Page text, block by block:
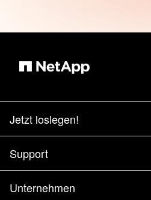
Jetzt loslegen!
Bezugsquellen
Vertrieb kontaktieren
Partner finden
Support
Support
Unternehmen